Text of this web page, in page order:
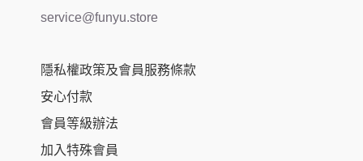
service@funyu.store
隱私權政策及會員服務條款
安心付款
會員等級辦法
加入特殊會員